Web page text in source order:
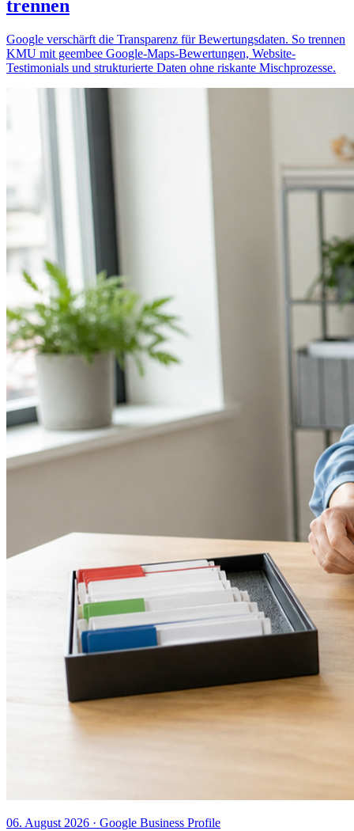
trennen
Google verschärft die Transparenz für Bewertungsdaten. So trennen
KMU mit geembee Google-Maps-Bewertungen, Website-
Testimonials und strukturierte Daten ohne riskante Mischprozesse.
06. August 2026 · Google Business Profile